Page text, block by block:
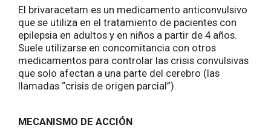
El brivaracetam es un medicamento anticonvulsivo
que se utiliza en el tratamiento de pacientes con
epilepsia en adultos y en niños a partir de 4 años.
Suele utilizarse en concomitancia con otros
medicamentos para controlar las crisis convulsivas
que solo afectan a una parte del cerebro (las
llamadas “crisis de origen parcial”).
MECANISMO DE ACCIÓN